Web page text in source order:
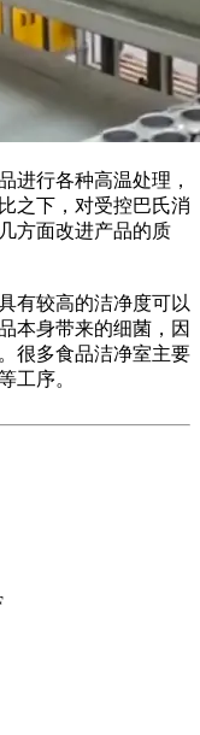
行各种高温处理，
之下，对受控巴氏消
方面改进产品的质
较高的洁净度可以
本身带来的细菌，因
很多食品洁净室主要
工序。